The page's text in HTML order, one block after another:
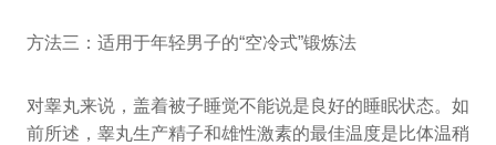
方法三：适用于年轻男子的“空冷式”锻炼法
对睾丸来说，盖着被子睡觉不能说是良好的睡眠状态。如
前所述，睾丸生产精子和雄性激素的最佳温度是比体温稍